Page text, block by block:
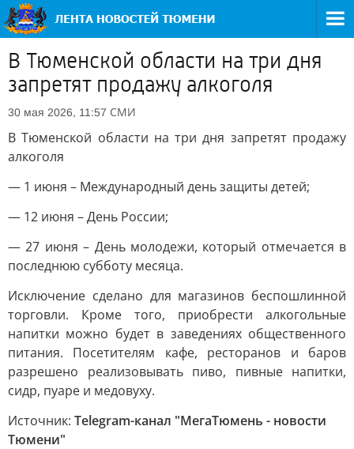
В Тюменской области на три дня
запретят продажу алкоголя
30 мая 2026, 11:57 СМИ
В Тюменской области на три дня запретят продажу
алкоголя
— 1 июня – Международный день защиты детей;
— 12 июня – День России;
— 27 июня – День молодежи, который отмечается в
последнюю субботу месяца.
Исключение сделано для магазинов беспошлинной
торговли. Кроме того, приобрести алкогольные
напитки можно будет в заведениях общественного
питания. Посетителям кафе, ресторанов и баров
разрешено реализовывать пиво, пивные напитки,
сидр, пуаре и медовуху.
Источник: Telegram-канал "МегаТюмень - новости
Тюмени"